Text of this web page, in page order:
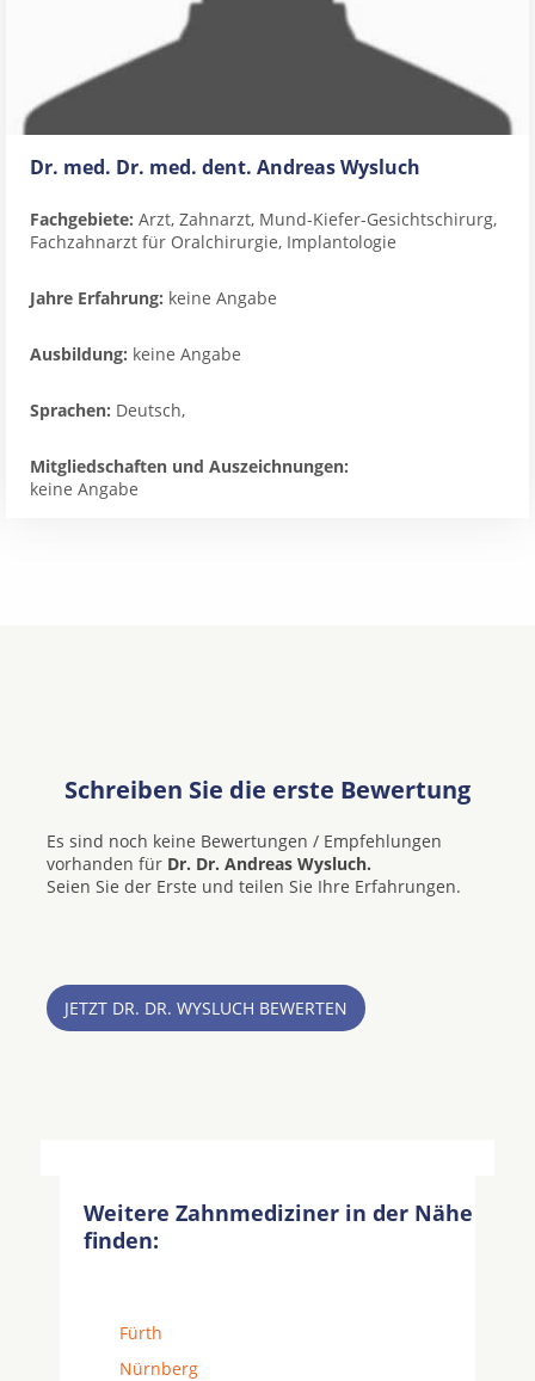
Dr. med. Dr. med. dent. Andreas Wysluch
Fachgebiete: Arzt, Zahnarzt, Mund-Kiefer-Gesichtschirurg,
Fachzahnarzt für Oralchirurgie, Implantologie
Jahre Erfahrung: keine Angabe
Ausbildung: keine Angabe
Sprachen: Deutsch,
Mitgliedschaften und Auszeichnungen:
keine Angabe
Schreiben Sie die erste Bewertung
Es sind noch keine Bewertungen / Empfehlungen
vorhanden für Dr. Dr. Andreas Wysluch.
Seien Sie der Erste und teilen Sie Ihre Erfahrungen.
JETZT DR. DR. WYSLUCH BEWERTEN
Weitere Zahnmediziner in der Nähe
finden:
Fürth
Nürnberg